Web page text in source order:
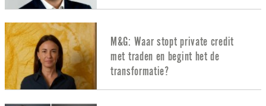
M&G: Waar stopt private credit
met traden en begint het de
transformatie?